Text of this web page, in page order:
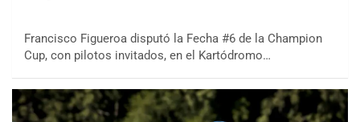
Francisco Figueroa disputó la Fecha #6 de la Champion
Cup, con pilotos invitados, en el Kartódromo…